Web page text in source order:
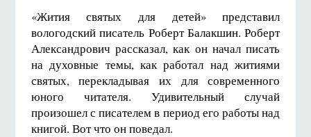
«Жития святых для детей» представил
вологодский писатель Роберт Балакшин. Роберт
Александрович рассказал, как он начал писать
на духовные темы, как работал над житиями
святых, перекладывая их для современного
юного читателя. Удивительный случай
произошел с писателем в период его работы над
книгой. Вот что он поведал.